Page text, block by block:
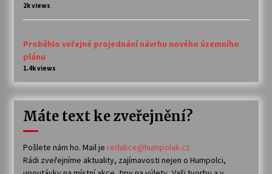
2k views
Proběhlo veřejné projednání návrhu nového územního
plánu
1.4k views
Máte text ke zveřejnění?
Pošlete nám ho. Mail je redakce@humpolak.cz
Rádi zveřejníme aktuality, zajímavosti nejen o Humpolci,